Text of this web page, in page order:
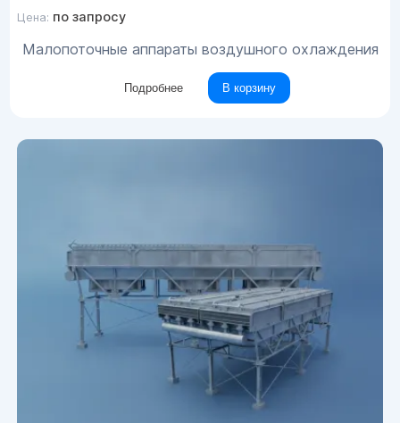
Цена: по запросу
Малопоточные аппараты воздушного охлаждения
Подробнее В корзину